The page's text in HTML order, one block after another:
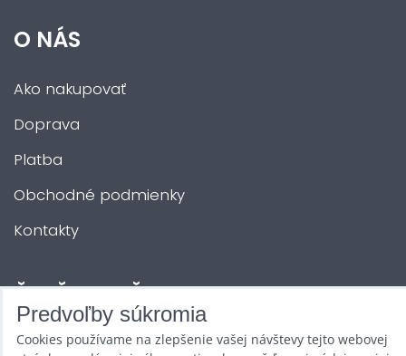
O NÁS
Ako nakupovať
Doprava
Platba
Obchodné podmienky
Kontakty
ĎALŠIE SLUŽBY
Zábava na Vašu akciu
Predvoľby súkromia
Cookies používame na zlepšenie vašej návštevy tejto webovej